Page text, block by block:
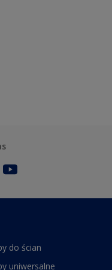
do ścian
uniwersalne